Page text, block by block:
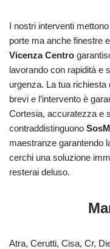
I nostri interventi
porte ma anche finestre
Vicenza Centro
lavorando con rapidità e
urgenza. La tua
brevi e l’intervento è
Cortesia, accuratezza e
contraddistinguono
maestranze garantendo
cerchi una soluzione
resterai deluso.
Atra, Cerutti, Cisa, Cr,